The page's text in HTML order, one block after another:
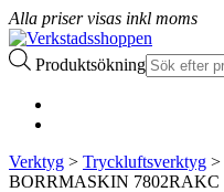
Alla priser visas inkl moms
Produktsökning
Verktyg > Tryckluftsverktyg >
BORRMASKIN 7802RAKC